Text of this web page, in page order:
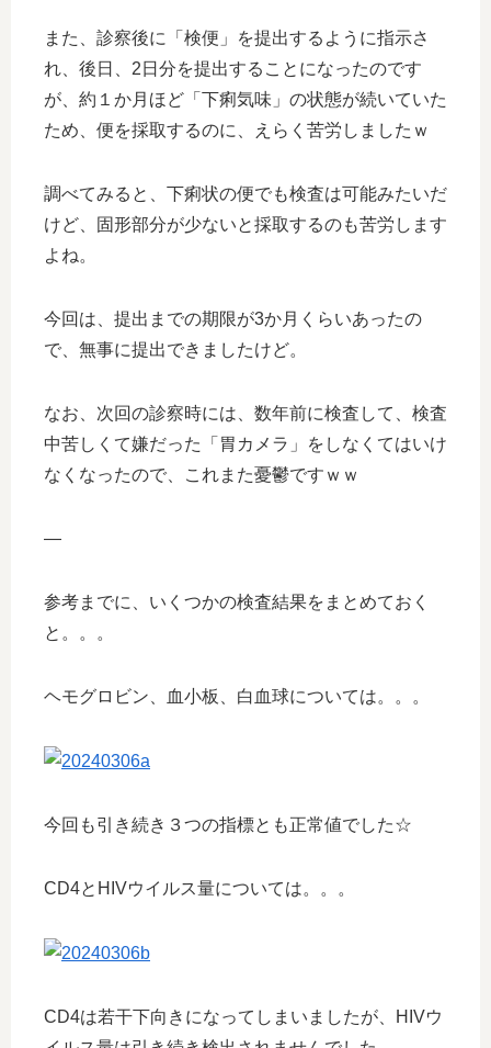
また、診察後に「検便」を提出するように指示さ
れ、後日、2日分を提出することになったのです
が、約１か月ほど「下痢気味」の状態が続いていた
ため、便を採取するのに、えらく苦労しましたｗ
調べてみると、下痢状の便でも検査は可能みたいだ
けど、固形部分が少ないと採取するのも苦労します
よね。
今回は、提出までの期限が3か月くらいあったの
で、無事に提出できましたけど。
なお、次回の診察時には、数年前に検査して、検査
中苦しくて嫌だった「胃カメラ」をしなくてはいけ
なくなったので、これまた憂鬱ですｗｗ
—
参考までに、いくつかの検査結果をまとめておく
と。。。
ヘモグロビン、血小板、白血球については。。。
今回も引き続き３つの指標とも正常値でした☆
CD4とHIVウイルス量については。。。
CD4は若干下向きになってしまいましたが、HIVウ